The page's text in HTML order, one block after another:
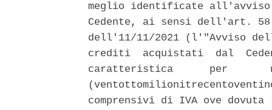
meglio identificate
Cedente, ai sensi dell'art.
dell'11/11/2021 (l'"Avviso
crediti  acquistati  dal
caratteristica      per
comprensivi di IVA ove